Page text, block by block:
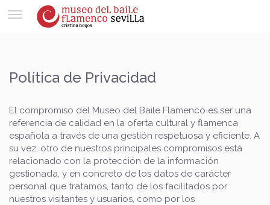
Toggle
navigation
Política de Privacidad
El compromiso del Museo del Baile Flamenco es ser una
referencia de calidad en la oferta cultural y flamenca
española a través de una gestión respetuosa y eficiente. A
su vez, otro de nuestros principales compromisos está
relacionado con la protección de la información
gestionada, y en concreto de los datos de carácter
personal que tratamos, tanto de los facilitados por
nuestros visitantes y usuarios, como por los